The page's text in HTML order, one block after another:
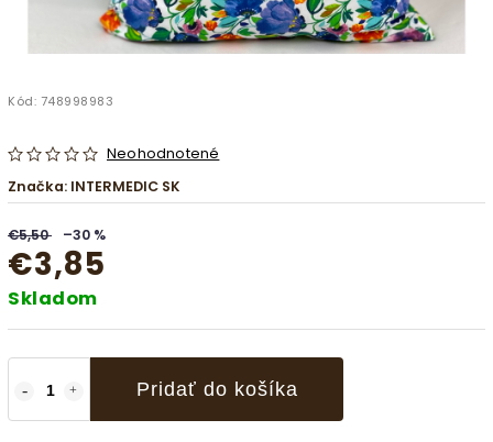
Kód: 748998983
Neohodnotené
Značka: INTERMEDIC SK
€5,50 –30 %
€3,85
Skladom
Pridať do košíka